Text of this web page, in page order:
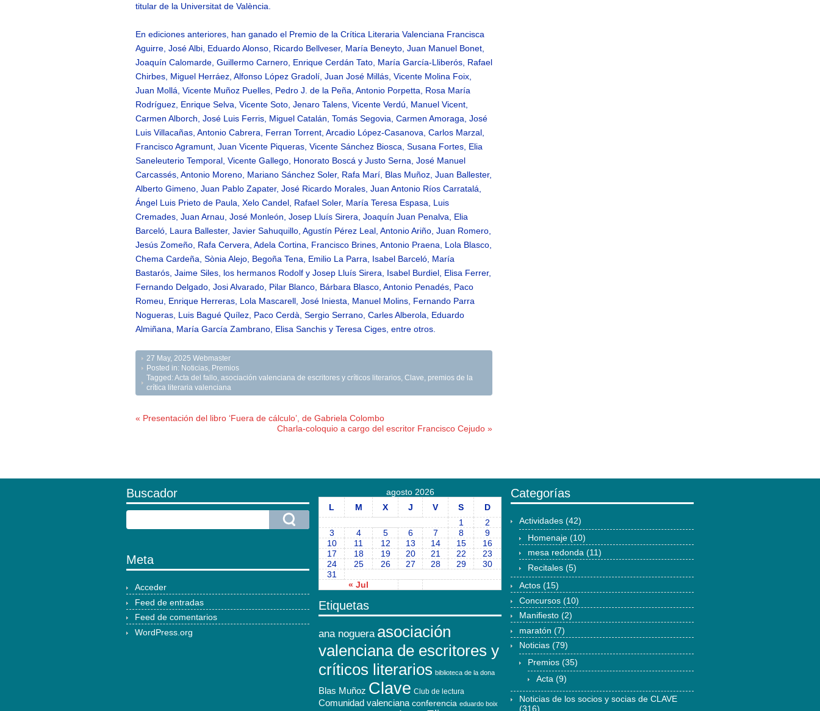
titular de la Universitat de València.
En ediciones anteriores, han ganado el Premio de la Crítica Literaria Valenciana Francisca
Aguirre, José Albi, Eduardo Alonso, Ricardo Bellveser, María Beneyto, Juan Manuel Bonet,
Joaquín Calomarde, Guillermo Carnero, Enrique Cerdán Tato, María García-Lliberós, Rafael
Chirbes, Miguel Herráez, Alfonso López Gradolí, Juan José Millás, Vicente Molina Foix,
Juan Mollá, Vicente Muñoz Puelles, Pedro J. de la Peña, Antonio Porpetta, Rosa María
Rodríguez, Enrique Selva, Vicente Soto, Jenaro Talens, Vicente Verdú, Manuel Vicent,
Carmen Alborch, José Luis Ferris, Miguel Catalán, Tomás Segovia, Carmen Amoraga, José
Luis Villacañas, Antonio Cabrera, Ferran Torrent, Arcadio López-Casanova, Carlos Marzal,
Francisco Agramunt, Juan Vicente Piqueras, Vicente Sánchez Biosca, Susana Fortes, Elia
Saneleuterio Temporal, Vicente Gallego, Honorato Boscá y Justo Serna, José Manuel
Carcassés, Antonio Moreno, Mariano Sánchez Soler, Rafa Marí, Blas Muñoz, Juan Ballester,
Alberto Gimeno, Juan Pablo Zapater, José Ricardo Morales, Juan Antonio Ríos Carratalá,
Ángel Luis Prieto de Paula, Xelo Candel, Rafael Soler, María Teresa Espasa, Luis
Cremades, Juan Arnau, José Monleón, Josep Lluís Sirera, Joaquín Juan Penalva, Elia
Barceló, Laura Ballester, Javier Sahuquillo, Agustín Pérez Leal, Antonio Ariño, Juan Romero,
Jesús Zomeño, Rafa Cervera, Adela Cortina, Francisco Brines, Antonio Praena, Lola Blasco,
Chema Cardeña, Sònia Alejo, Begoña Tena, Emilio La Parra, Isabel Barceló, María
Bastarós, Jaime Siles, los hermanos Rodolf y Josep Lluís Sirera, Isabel Burdiel, Elisa Ferrer,
Fernando Delgado, Josi Alvarado, Pilar Blanco, Bárbara Blasco, Antonio Penadés, Paco
Romeu, Enrique Herreras, Lola Mascarell, José Iniesta, Manuel Molins, Fernando Parra
Nogueras, Luis Bagué Quílez, Paco Cerdà, Sergio Serrano, Carles Alberola, Eduardo
Almiñana, María García Zambrano, Elisa Sanchis y Teresa Ciges, entre otros.
27 May, 2025 Webmaster
Posted in: Noticias
Premios
Tagged: Acta del fallo asociación valenciana de escritores y críticos literarios Clave
premios de la
crítica literaria valenciana
« Presentación del libro ‘Fuera de cálculo’, de Gabriela Colombo
Charla-coloquio a cargo del escritor Francisco Cejudo »
Buscador
agosto 2026
L
M X J V S D
« Jul
1
2
3
4 5 6 7 8
9
10
11 12 13 14 15
16
17
18 19 20 21 22
23
24
25 26 27 28 29
30
31
Categorías
Actividades (42)
Homenaje (10)
mesa redonda (11)
Recitales (5)
Actos (15)
Concursos (10)
Manifiesto (2)
maratón (7)
Noticias (79)
Premios (35)
Acta (9)
Noticias de los socios y socias de CLAVE
(316)
Meta
Acceder
Feed de entradas
Feed de comentarios
WordPress.org
Etiquetas
ana noguera asociación
valenciana de escritores y
críticos literarios biblioteca de la dona
Blas Muñoz Clave Club de lectura
Comunidad valenciana conferencia eduardo boix